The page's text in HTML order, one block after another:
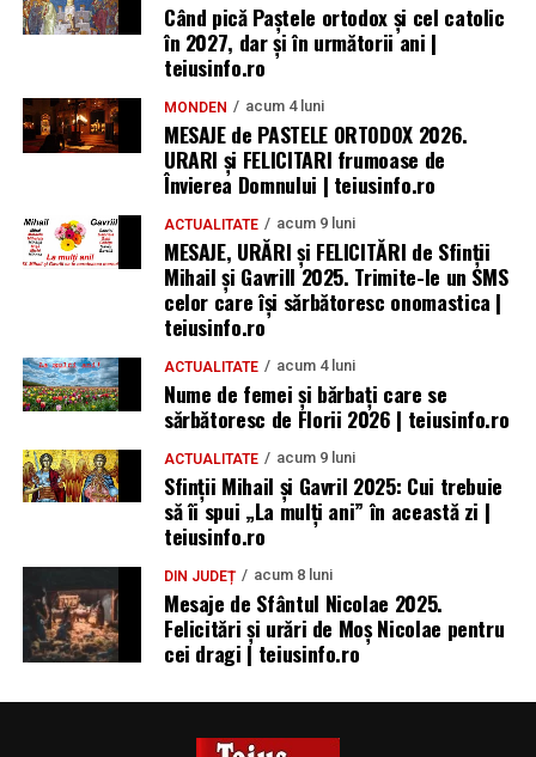
Când pică Paștele ortodox și cel catolic
în 2027, dar și în următorii ani |
teiusinfo.ro
MONDEN acum 4 luni
MESAJE de PASTELE ORTODOX 2026.
URARI și FELICITARI frumoase de
Învierea Domnului | teiusinfo.ro
ACTUALITATE acum 9 luni
MESAJE, URĂRI și FELICITĂRI de Sfinții
Mihail și Gavrill 2025. Trimite-le un SMS
celor care își sărbătoresc onomastica |
teiusinfo.ro
ACTUALITATE acum 4 luni
Nume de femei și bărbați care se
sărbătoresc de Florii 2026 | teiusinfo.ro
ACTUALITATE acum 9 luni
Sfinții Mihail și Gavril 2025: Cui trebuie
să îi spui „La mulţi ani” în această zi |
teiusinfo.ro
DIN JUDEȚ acum 8 luni
Mesaje de Sfântul Nicolae 2025.
Felicitări și urări de Moș Nicolae pentru
cei dragi | teiusinfo.ro